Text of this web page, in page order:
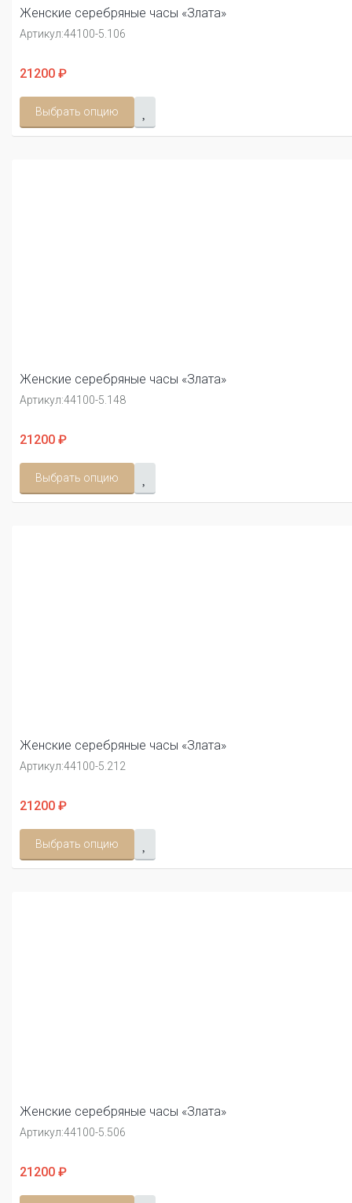
Женские серебряные часы «Злата»
Артикул:44100-5.106
21200 ₽
Выбрать опцию
Женские серебряные часы «Злата»
Артикул:44100-5.148
21200 ₽
Выбрать опцию
Женские серебряные часы «Злата»
Артикул:44100-5.212
21200 ₽
Выбрать опцию
Женские серебряные часы «Злата»
Артикул:44100-5.506
21200 ₽